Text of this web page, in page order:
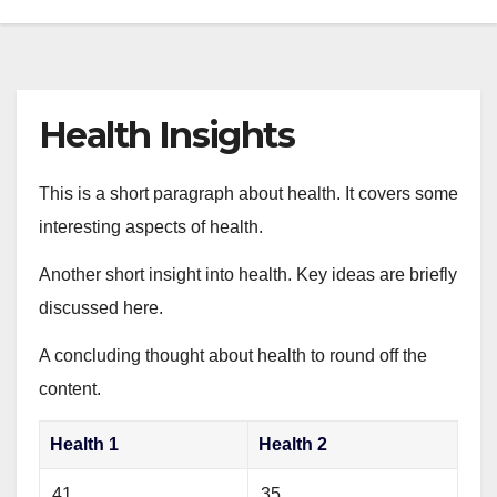
Health Insights
This is a short paragraph about health. It covers some
interesting aspects of health.
Another short insight into health. Key ideas are briefly
discussed here.
A concluding thought about health to round off the
content.
Health 1 Health 2